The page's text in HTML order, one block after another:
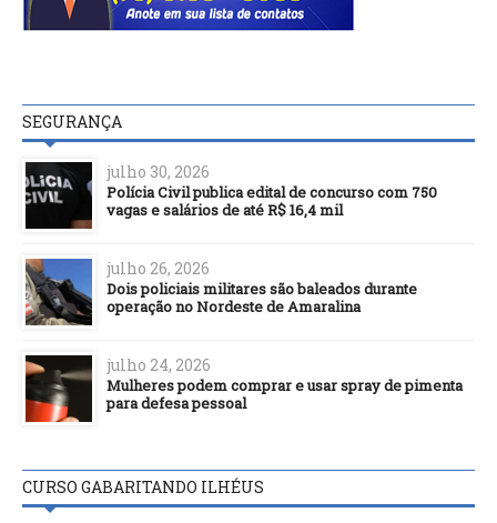
SEGURANÇA
julho 30, 2026
Polícia Civil publica edital de concurso com 750
vagas e salários de até R$ 16,4 mil
julho 26, 2026
Dois policiais militares são baleados durante
operação no Nordeste de Amaralina
julho 24, 2026
Mulheres podem comprar e usar spray de pimenta
para defesa pessoal
CURSO GABARITANDO ILHÉUS